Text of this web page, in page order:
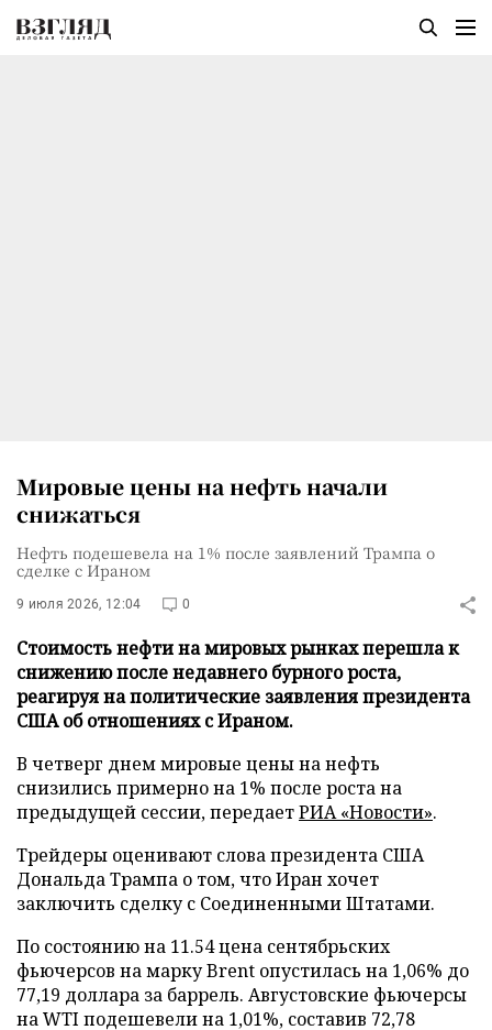
Мировые цены на нефть начали
снижаться
Нефть подешевела на 1% после заявлений Трампа о
сделке с Ираном
9 июля 2026, 12:04 0
Стоимость нефти на мировых рынках перешла к
снижению после недавнего бурного роста,
реагируя на политические заявления президента
США об отношениях с Ираном.
В четверг днем мировые цены на нефть
снизились примерно на 1% после роста на
предыдущей сессии, передаетРИА «Новости».
Трейдеры оценивают слова президента США
Дональда Трампа о том, что Иран хочет
заключить сделку с Соединенными Штатами.
По состоянию на 11.54 цена сентябрьских
фьючерсов на марку Brent опустилась на 1,06% до
77,19 доллара за баррель. Августовские фьючерсы
на WTI подешевели на 1,01%, составив 72,78